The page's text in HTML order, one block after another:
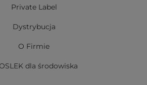
Private Label
Dystrybucja
O Firmie
dla środowiska